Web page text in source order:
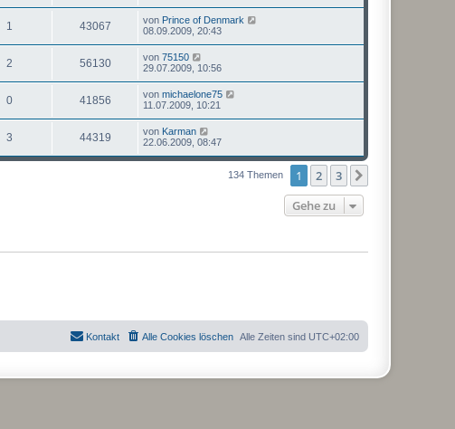
1 43067 von Prince of Denmark
08.09.2009, 20:43
2 56130 von 75150
29.07.2009, 10:56
0 41856 von michaelone75
11.07.2009, 10:21
3 44319 von Karman
22.06.2009, 08:47
134 Themen 1 2 3
Gehe zu
Alle Zeiten sind UTC+02:00
Alle Cookies löschen
Kontakt